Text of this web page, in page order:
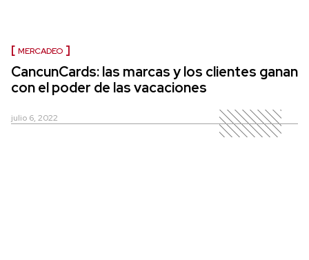
MERCADEO
CancunCards: las marcas y los clientes ganan
con el poder de las vacaciones
julio 6, 2022